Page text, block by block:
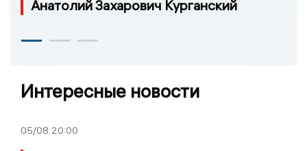
Анатолий Захарович Курганский
Интересные новости
05/08 20:00